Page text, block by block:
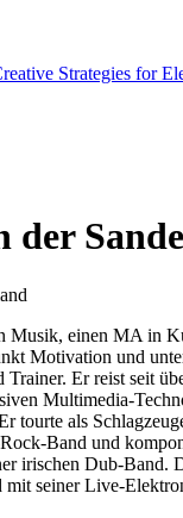
Strategies for
der
Musik, einen MA in
Motivation und
Er reist seit
Multimedia-
tourte als
Band und
irischen Dub-Band.
mit seiner Live-